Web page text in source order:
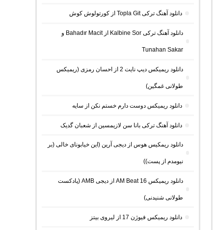
دانلود آهنگ ترکی Topla Git از کورتولوش کوش
دانلود آهنگ ترکی Kalbine Sor از Bahadır Macit و
Tunahan Sakar
دانلود ریمیکس دیپ نایت 2 از احسان رمزی (ریمیکس
طولانی غمگین)
دانلود ریمیکس دوست دارم خستم نکن از سایه
دانلود آهنگ ترکی بانا سن لازیمسین از شعبان گدیک
دانلود ریمکیس هوس از دیجی آرین (این خیابونای خالی (بر
نیومدم از پست))
دانلود ریمیکس AM Beat 16 از دیجی AMB (پادکست
طولانی شنیدنی)
دانلود ریمیکس فیوژن 17 از لیروی بیتز